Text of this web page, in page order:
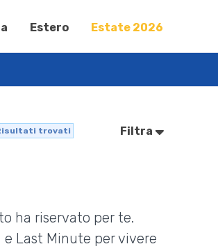
Estero Estate 2026
trovati Filtra
ha riservato per te.
Last Minute per vivere